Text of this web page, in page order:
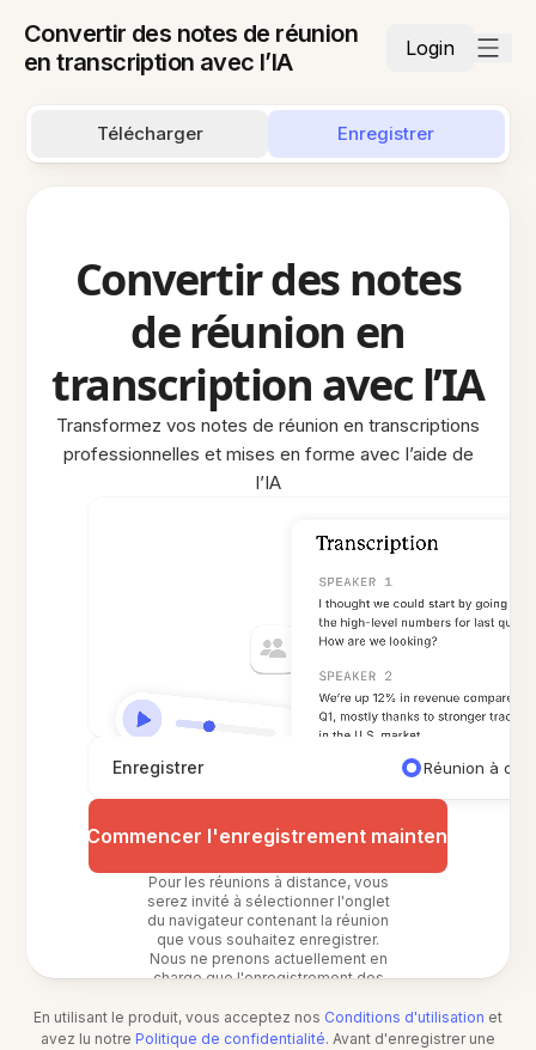
Convertir des notes de réunion
en transcription avec l’IA
Login
Télécharger Enregistrer
Convertir des notes
de réunion en
transcription avec l’IA
Transformez vos notes de réunion en transcriptions
professionnelles et mises en forme avec l’aide de
l’IA
Enregistrer Réunion à
Commencer l'enregistrement maintenant
Pour les réunions à distance, vous
serez invité à sélectionner l'onglet
du navigateur contenant la réunion
que vous souhaitez enregistrer.
Nous ne prenons actuellement en
charge que l'enregistrement des
En utilisant le produit, vous acceptez nos Conditions d'utilisation et
avez lu notre Politique de confidentialité. Avant d'enregistrer une